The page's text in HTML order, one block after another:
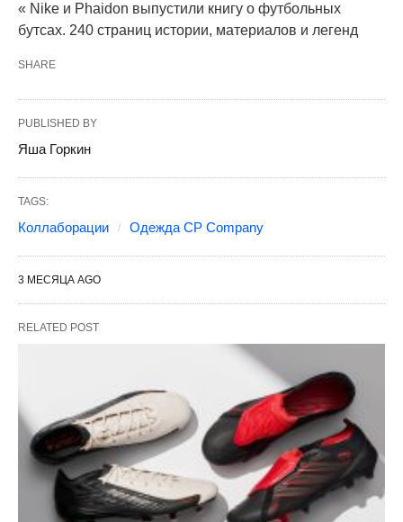
« Nike и Phaidon выпустили книгу о футбольных
бутсах. 240 страниц истории, материалов и легенд
SHARE
PUBLISHED BY
Яша Горкин
TAGS:
Коллаборации Одежда CP Company
3 МЕСЯЦА AGO
RELATED POST